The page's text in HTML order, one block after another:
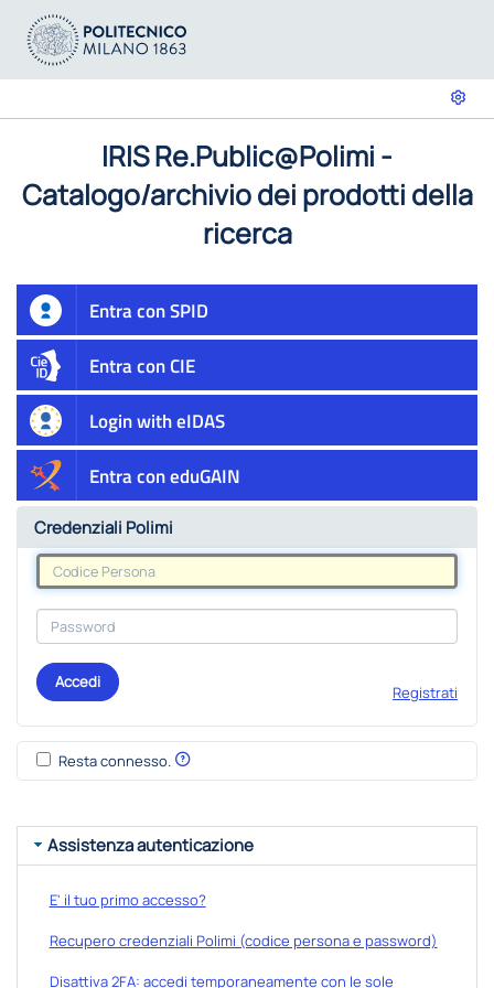
IRIS Re.Public@Polimi -
Catalogo/archivio dei prodotti della
ricerca
Entra con SPID
Entra con CIE
Login with eIDAS
Entra con eduGAIN
Credenziali Polimi
Accedi
Registrati
Resta connesso.
Assistenza autenticazione
E' il tuo primo accesso?
Recupero credenziali Polimi (codice persona e password)
Disattiva 2FA: accedi temporaneamente con le sole